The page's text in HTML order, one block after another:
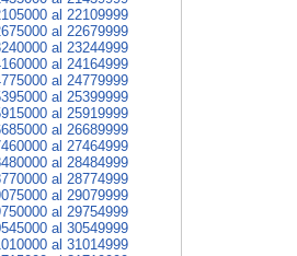
al 22109999
al 22679999
al 23244999
al 24164999
al 24779999
al 25399999
al 25919999
al 26689999
al 27464999
al 28484999
al 28774999
al 29079999
al 29754999
al 30549999
al 31014999